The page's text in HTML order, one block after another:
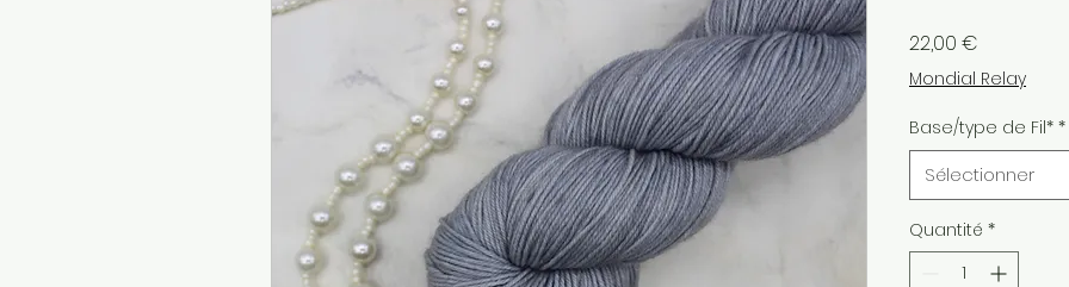
22,00 €
Mondial Relay
Base/type de Fil* *
Sélectionner
Quantité *